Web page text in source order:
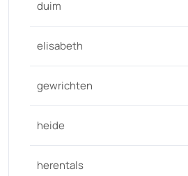
duim
elisabeth
gewrichten
heide
herentals